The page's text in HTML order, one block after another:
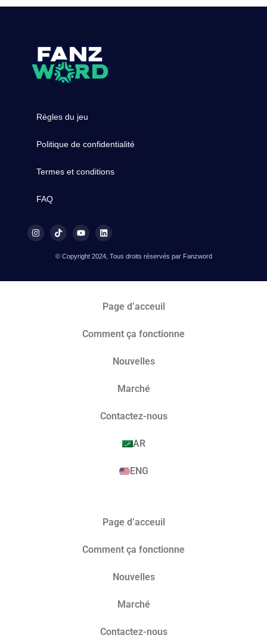
Règles du jeu
Politique de confidentialité
Termes et conditions
FAQ
© Copyright 2024, Tous droits réservés par Fanzword
Page d’acceuil
Comment ça fonctionne
Nouvelles
Marché​
Contactez-nous
AR
ENG
Page d’acceuil
Comment ça fonctionne
Nouvelles
Marché​
Contactez-nous